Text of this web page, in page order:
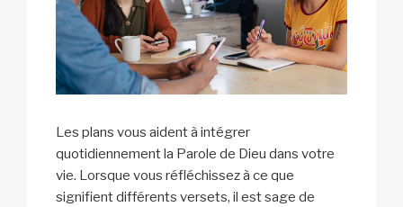
Les plans vous aident à intégrer
quotidiennement la Parole de Dieu dans votre
vie. Lorsque vous réfléchissez à ce que
signifient différents versets, il est sage de